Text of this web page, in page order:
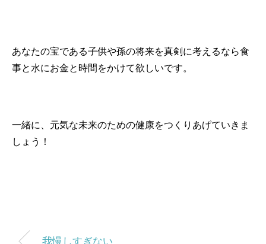
あなたの宝である子供や孫の将来を真剣に考えるなら食
事と水にお金と時間をかけて欲しいです。
一緒に、元気な未来のための健康をつくりあげていきま
しょう！
我慢しすぎない